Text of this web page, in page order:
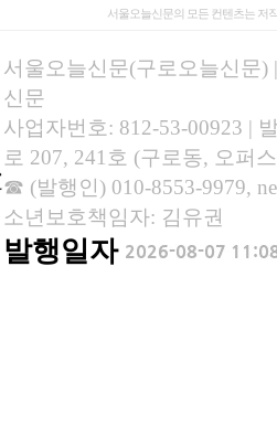
서울오늘신문의 모든 컨텐츠는 저
서울오늘신문(구로오늘신문)
신문
사업자번호: 812-53-00923 |
로 207, 241호 (구로동, 오퍼
☎ (발행인) 010-8553-9979,
소년보호책임자: 김유권
발행일자